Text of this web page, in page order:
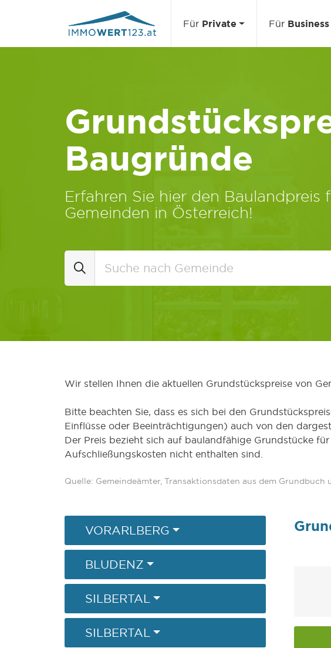
Für Private Für Business
Baugründe
Erfahren Sie hier den Baulandpreis
Gemeinden in Österreich!
Wir stellen Ihnen die aktuellen Grundstückspreise von
Bitte beachten Sie, dass es sich bei den
Einflüsse oder Beeinträchtigungen) auch von den
Der Preis bezieht sich auf baulandfähige Grundstücke
Aufschließungskosten nicht enthalten sind.
Quelle: Gemeindeämter, Transaktionsdaten aus dem
VORARLBERG
BLUDENZ
SILBERTAL
SILBERTAL